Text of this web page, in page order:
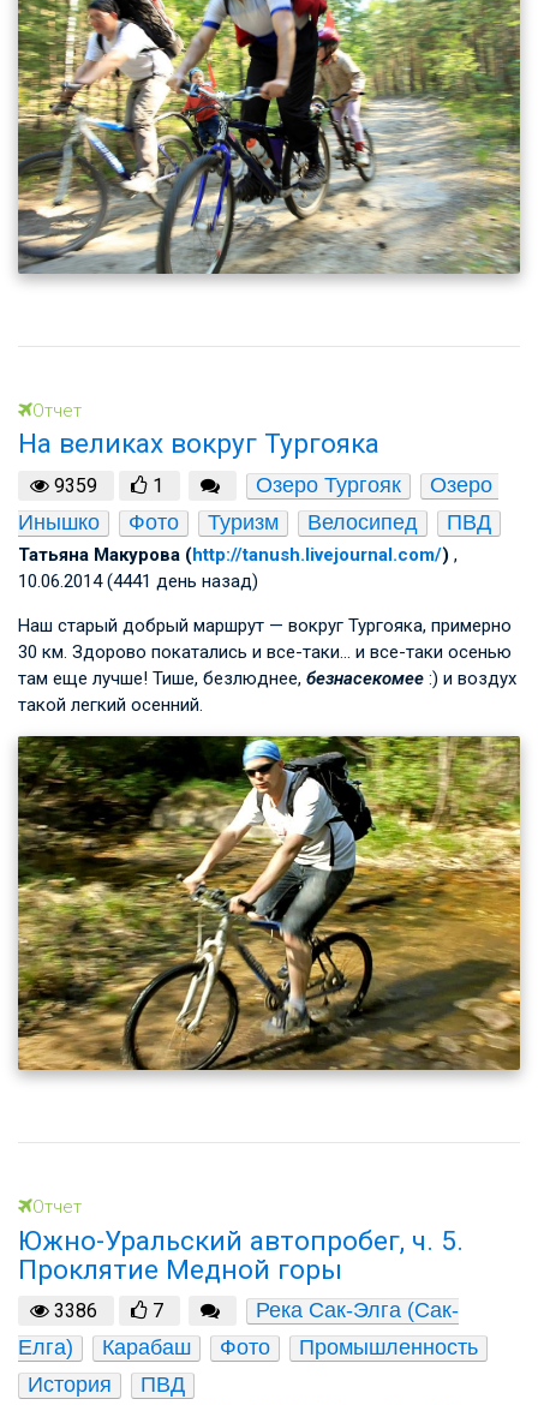
Отчет
На великах вокруг Тургояка
9359 1 Озеро Тургояк
Озеро
Инышко
Фото Туризм Велосипед ПВД
Татьяна Макурова (http://tanush.livejournal.com/) ,
10.06.2014 (4441 день назад)
Наш старый добрый маршрут — вокруг Тургояка, примерно
30 км. Здорово покатались и все-таки… и все-таки осенью
там еще лучше! Тише, безлюднее, безнасекомее :) и воздух
такой легкий осенний.
Отчет
Южно-Уральский автопробег, ч. 5.
Проклятие Медной горы
3386 7
Река Сак-Элга (Сак-
Елга)
Карабаш Фото
Промышленность
История
ПВД